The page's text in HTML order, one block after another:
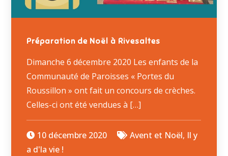
Préparation de Noël à Rivesaltes
Dimanche 6 décembre 2020 Les enfants de la
Communauté de Paroisses « Portes du
Roussillon » ont fait un concours de crèches.
Celles-ci ont été vendues à […]
10 décembre 2020 Avent et Noël, Il y
a d'la vie !